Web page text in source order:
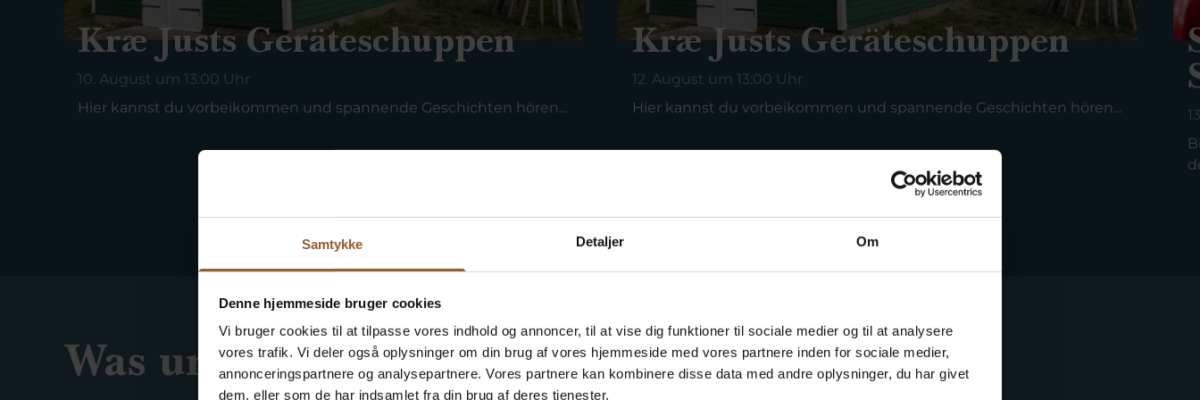
Samtykke Detaljer Om
Denne hjemmeside bruger cookies
Vi bruger cookies til at tilpasse vores indhold og annoncer, til at vise dig funktioner til sociale medier og til at analysere
vores trafik. Vi deler også oplysninger om din brug af vores hjemmeside med vores partnere inden for sociale medier,
annonceringspartnere og analysepartnere. Vores partnere kan kombinere disse data med andre oplysninger, du har givet
dem, eller som de har indsamlet fra din brug af deres tjenester.
Kræ Justs Geräteschuppen
10. August um 13:00 Uhr
Hier kannst du vorbeikommen und spannende Geschichten hören...
Kræ Justs Geräteschuppen
12. August um 13:00 Uhr
Hier kannst du vorbeikommen und spannende Geschichten hören...
Was unsere Gäste sagen